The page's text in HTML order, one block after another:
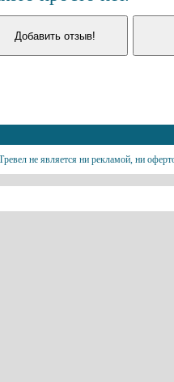
не является ни рекламой, ни